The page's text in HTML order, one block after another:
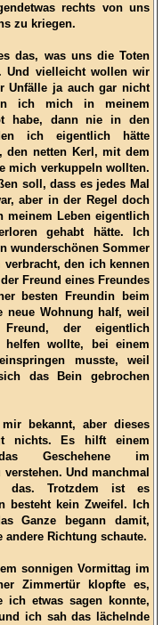
rechts von uns
zu kriegen.
das, was uns die Toten
Und vielleicht wollen wir
Unfälle ja auch gar nicht
ich mich in meinem
habe, dann nie in den
ich eigentlich hätte
den netten Kerl, mit dem
mich verkuppeln wollten.
soll, dass es jedes Mal
aber in der Regel doch
meinem Leben eigentlich
gehabt hätte. Ich
wunderschönen Sommer
verbracht, den ich kennen
Freund eines Freundes
besten Freundin beim
neue Wohnung half, weil
der eigentlich
helfen wollte, bei einem
musste, weil
das Bein gebrochen
bekannt, aber dieses
nichts. Es hilft einem
Geschehene im
verstehen. Und manchmal
das. Trotzdem ist es
besteht kein Zweifel. Ich
Ganze begann damit,
andere Richtung schaute.
sonnigen Vormittag im
Zimmertür klopfte es,
ich etwas sagen konnte,
ich sah das lächelnde